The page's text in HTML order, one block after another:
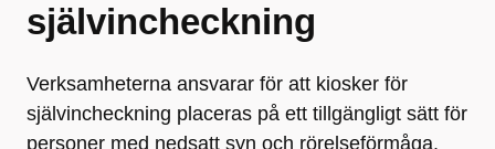
självincheckning
Verksamheterna ansvarar för att kiosker för
självincheckning placeras på ett tillgängligt sätt för
personer med nedsatt syn och rörelseförmåga.